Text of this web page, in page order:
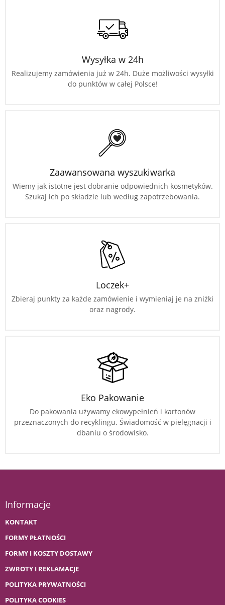
Wysyłka w 24h
Realizujemy zamówienia już w 24h. Duże możliwości wysyłki
do punktów w całej Polsce!
Zaawansowana wyszukiwarka
Wiemy jak istotne jest dobranie odpowiednich kosmetyków.
Szukaj ich po składzie lub według zapotrzebowania.
Loczek+
Zbieraj punkty za każde zamówienie i wymieniaj je na zniżki
oraz nagrody.
Eko Pakowanie
Do pakowania używamy ekowypełnień i kartonów
przeznaczonych do recyklingu. Świadomość w pielęgnacji i
dbaniu o środowisko.
Informacje
KONTAKT
FORMY PŁATNOŚCI
FORMY I KOSZTY DOSTAWY
ZWROTY I REKLAMACJE
POLITYKA PRYWATNOŚCI
POLITYKA COOKIES